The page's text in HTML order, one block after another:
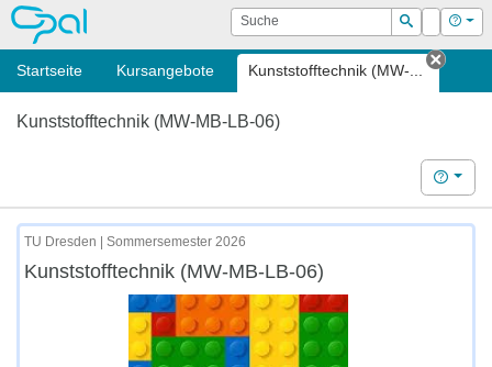
OPAL Suche
Suchen
Login Hilfe
Startseite Kursangebote Kunststofftechnik (MW-...
Tab
Kunststofftechnik (MW-MB-LB-06)
Hilfe
TU Dresden | Sommersemester 2026
Kunststofftechnik (MW-MB-LB-06)